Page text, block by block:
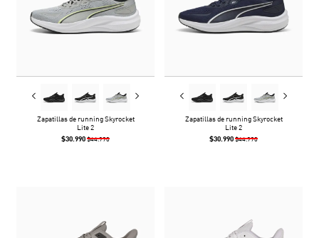
Zapatillas de running Skyrocket
Lite 2
$30.990 $44.990
Zapatillas de running Skyrocket
Lite 2
$30.990 $44.990